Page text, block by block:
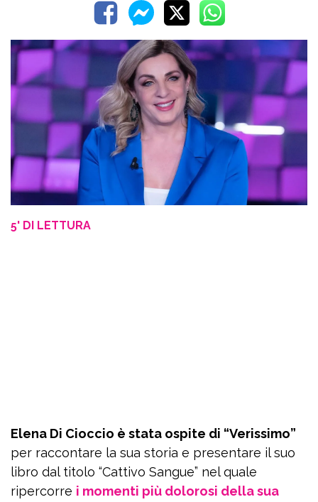
5' DI LETTURA
Elena Di Cioccio è stata ospite di “Verissimo”
per raccontare la sua storia e presentare il suo
libro dal titolo “Cattivo Sangue” nel quale
ripercorre i momenti più dolorosi della sua